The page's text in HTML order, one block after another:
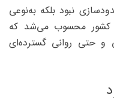
نبود بلکه به‌نوعی
کشور محسوب می‌شد که
و حتی روانی گسترده‌ای